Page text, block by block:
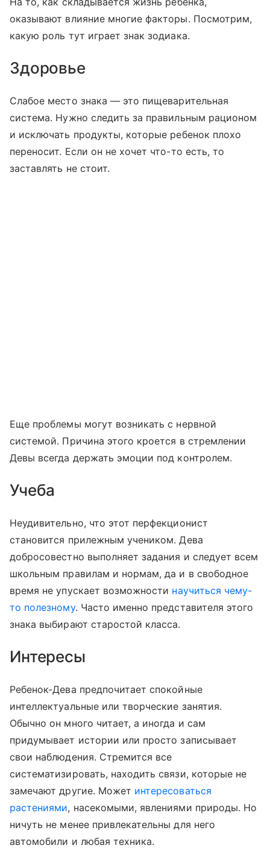
оказывают влияние многие факторы. Посмотрим,
какую роль тут играет знак зодиака.
Здоровье
Слабое место знака — это пищеварительная
система. Нужно следить за правильным рационом
и исключать продукты, которые ребенок плохо
переносит. Если он не хочет что-то есть, то
заставлять не стоит.
Еще проблемы могут возникать с нервной
системой. Причина этого кроется в стремлении
Девы всегда держать эмоции под контролем.
Учеба
Неудивительно, что этот перфекционист
становится прилежным учеником. Дева
добросовестно выполняет задания и следует всем
школьным правилам и нормам, да и в свободное
время не упускает возможности научиться чему-
то полезному. Часто именно представителя этого
знака выбирают старостой класса.
Интересы
Ребенок-Дева предпочитает спокойные
интеллектуальные или творческие занятия.
Обычно он много читает, а иногда и сам
придумывает истории или просто записывает
свои наблюдения. Стремится все
систематизировать, находить связи, которые не
замечают другие. Может интересоваться
растениями, насекомыми, явлениями природы. Но
ничуть не менее привлекательны для него
автомобили и любая техника.